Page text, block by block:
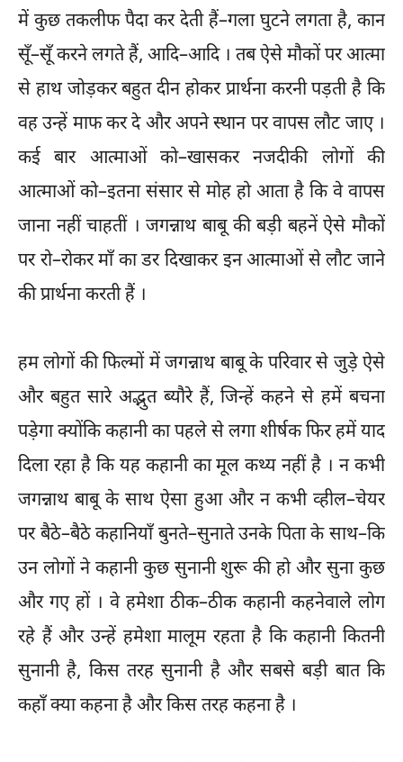
में कुछ तकलीफ पैदा कर देती हैं–गला घुटने लगता है, कान
सूँ–सूँ करने लगते हैं, आदि–आदि । तब ऐसे मौकों पर आत्मा
से हाथ जोड़कर बहुत दीन होकर प्रार्थना करनी पड़ती है कि
वह उन्हें माफ कर दे और अपने स्थान पर वापस लौट जाए ।
कई बार आत्माओं को–खासकर नजदीकी लोगों की
आत्माओं को–इतना संसार से मोह हो आता है कि वे वापस
जाना नहीं चाहतीं । जगन्नाथ बाबू की बड़ी बहनें ऐसे मौकों
पर रो–रोकर माँ का डर दिखाकर इन आत्माओं से लौट जाने
की प्रार्थना करती हैं ।
हम लोगों की फिल्मों में जगन्नाथ बाबू के परिवार से जुड़े ऐसे
और बहुत सारे अद्भुत ब्यौरे हैं, जिन्हें कहने से हमें बचना
पड़ेगा क्योंकि कहानी का पहले से लगा शीर्षक फिर हमें याद
दिला रहा है कि यह कहानी का मूल कथ्य नहीं है । न कभी
जगन्नाथ बाबू के साथ ऐसा हुआ और न कभी व्हील–चेयर
पर बैठे–बैठे कहानियाँ बुनते–सुनाते उनके पिता के साथ–कि
उन लोगों ने कहानी कुछ सुनानी शुरू की हो और सुना कुछ
और गए हों । वे हमेशा ठीक–ठीक कहानी कहनेवाले लोग
रहे हैं और उन्हें हमेशा मालूम रहता है कि कहानी कितनी
सुनानी है, किस तरह सुनानी है और सबसे बड़ी बात कि
कहाँ क्या कहना है और किस तरह कहना है ।